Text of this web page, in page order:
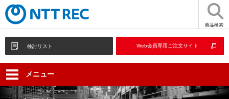
商品検索
検討リスト Web会員専用ご注文サイト
メニュー